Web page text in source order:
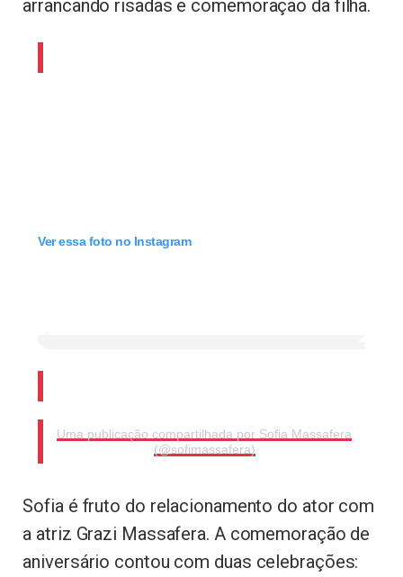
arrancando risadas e comemoração da filha.
Ver essa foto no Instagram
Uma publicação compartilhada por Sofia Massafera
(@sofimassafera)
Sofia é fruto do relacionamento do ator com
a atriz Grazi Massafera. A comemoração de
aniversário contou com duas celebrações: